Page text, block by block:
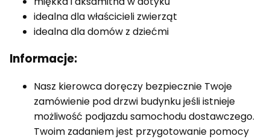
idealna dla właścicieli zwierząt
idealna dla domów z dziećmi
Informacje:
Nasz kierowca doręczy bezpiecznie Twoje
zamówienie pod drzwi budynku jeśli istnieje
możliwość podjazdu samochodu dostawczego.
Twoim zadaniem jest przygotowanie pomocy